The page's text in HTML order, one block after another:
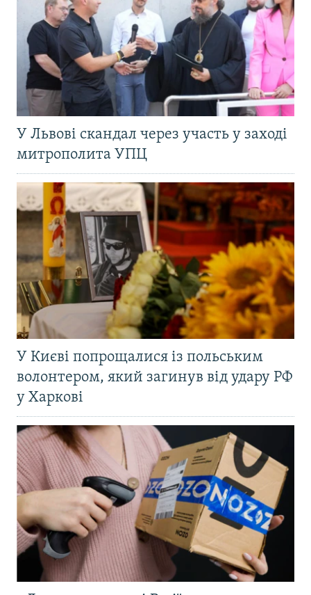
У Львові скандал через участь у заході
митрополита УПЦ
У Києві попрощалися із польським
волонтером, який загинув від удару РФ
у Харкові